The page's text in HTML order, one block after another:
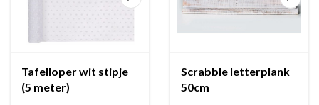
Tafelloper wit stipje
(5 meter)
Scrabble letterplank
50cm